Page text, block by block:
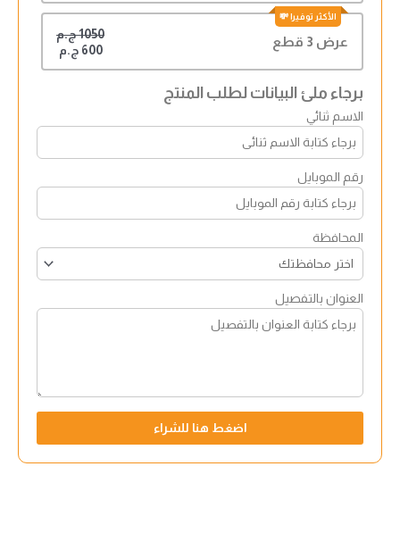
عرض 3 قطع
1050 ج.م
600 ج.م
برجاء ملئ البيانات لطلب المنتج
الاسم ثنائي
رقم الموبايل
المحافظة
العنوان بالتفصيل
اضغط هنا للشراء